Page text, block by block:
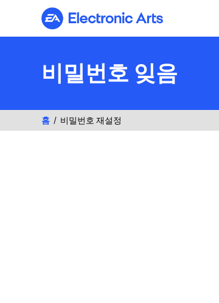
Electronic Arts
비밀번호 잊음
홈 비밀번호 재설정